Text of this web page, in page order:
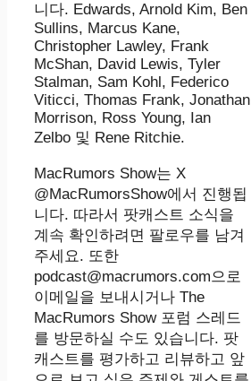
니다. Edwards, Arnold Kim, Ben
Sullins, Marcus Kane,
Christopher Lawley, Frank
McShan, David Lewis, Tyler
Stalman, Sam Kohl, Federico
Viticci, Thomas Frank, Jonathan
Morrison, Ross Young, Ian
Zelbo 및 Rene Ritchie.
‌MacRumors Show‌는 X
@MacRumorsShow에서 진행됩
니다. 따라서 팟캐스트 소식을
계속 확인하려면 팔로우를 남겨
주세요. 또한
podcast@macrumors.com으로
이메일을 보내시거나 The
MacRumors Show 포럼 스레드
를 방문하실 수도 있습니다. 팟
캐스트를 평가하고 리뷰하고 앞